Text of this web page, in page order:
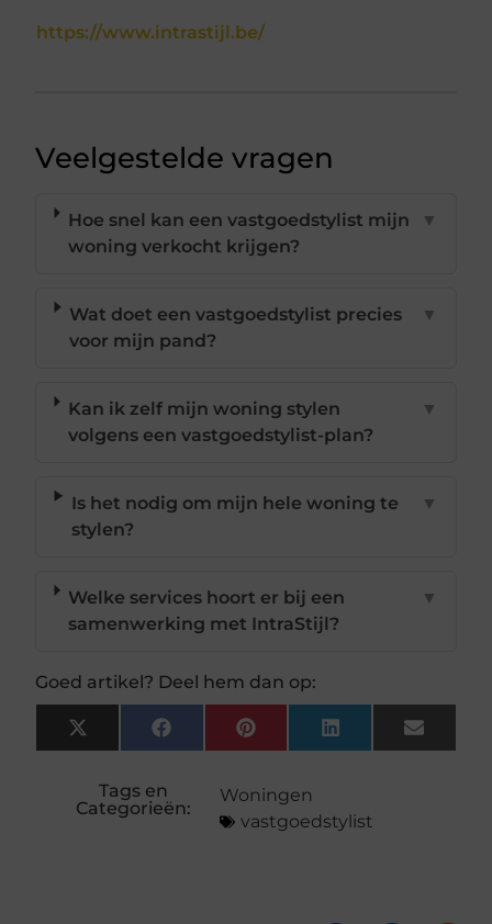
https://www.intrastijl.be/
Veelgestelde vragen
Hoe snel kan een vastgoedstylist mijn
woning verkocht krijgen?
▼
Wat doet een vastgoedstylist precies
voor mijn pand?
▼
Kan ik zelf mijn woning stylen
volgens een vastgoedstylist-plan?
▼
Is het nodig om mijn hele woning te
stylen?
▼
Welke services hoort er bij een
samenwerking met IntraStijl?
▼
Goed artikel? Deel hem dan op:
X
(Twitter)
FacebookPinterestLinkedInEmail
Tags en
Categorieën:
Woningen
vastgoedstylist